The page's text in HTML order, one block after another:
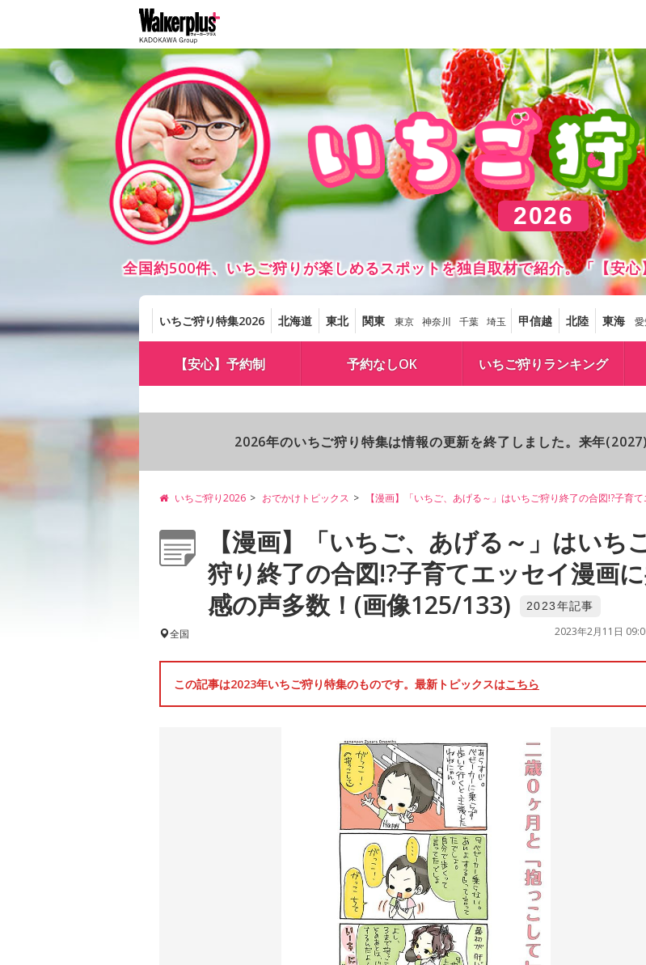
2026
全国約500件、いちご狩りが楽しめるスポットを独自取材で紹介。「【安
いちご狩り特集2026 北海道 東北 関東 東京 神奈川 千葉 埼玉 甲信越 北陸 東海
【安心】予約制 予約なしOK いちご狩りランキング
2026年のいちご狩り特集は情報の更新を終了しました。来年
いちご狩り2026 おでかけトピックス 【漫画】「いちご、あげる～」はいちご狩り終了の合図!?子育
【漫画】「いちご、あげる～」はいち
狩り終了の合図!?子育てエッセイ漫画
感の声多数！(画像125/133)
2023年記事
全国 2023年2月11日
この記事は2023年いちご狩り特集のものです。最新トピックスはこちら